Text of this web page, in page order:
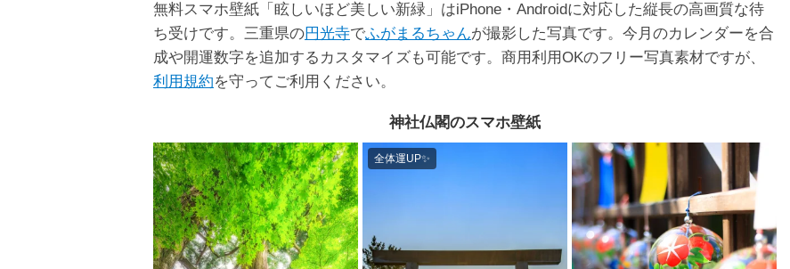
無料スマホ壁紙「眩しいほど美しい新緑」はiPhone・Androidに対応した縦長の高画質な待
ち受けです。三重県の円光寺でふがまるちゃんが撮影した写真です。今月のカレンダーを合
成や開運数字を追加するカスタマイズも可能です。商用利用OKのフリー写真素材ですが、
利用規約を守ってご利用ください。
神社仏閣のスマホ壁紙
全体運UP✨️